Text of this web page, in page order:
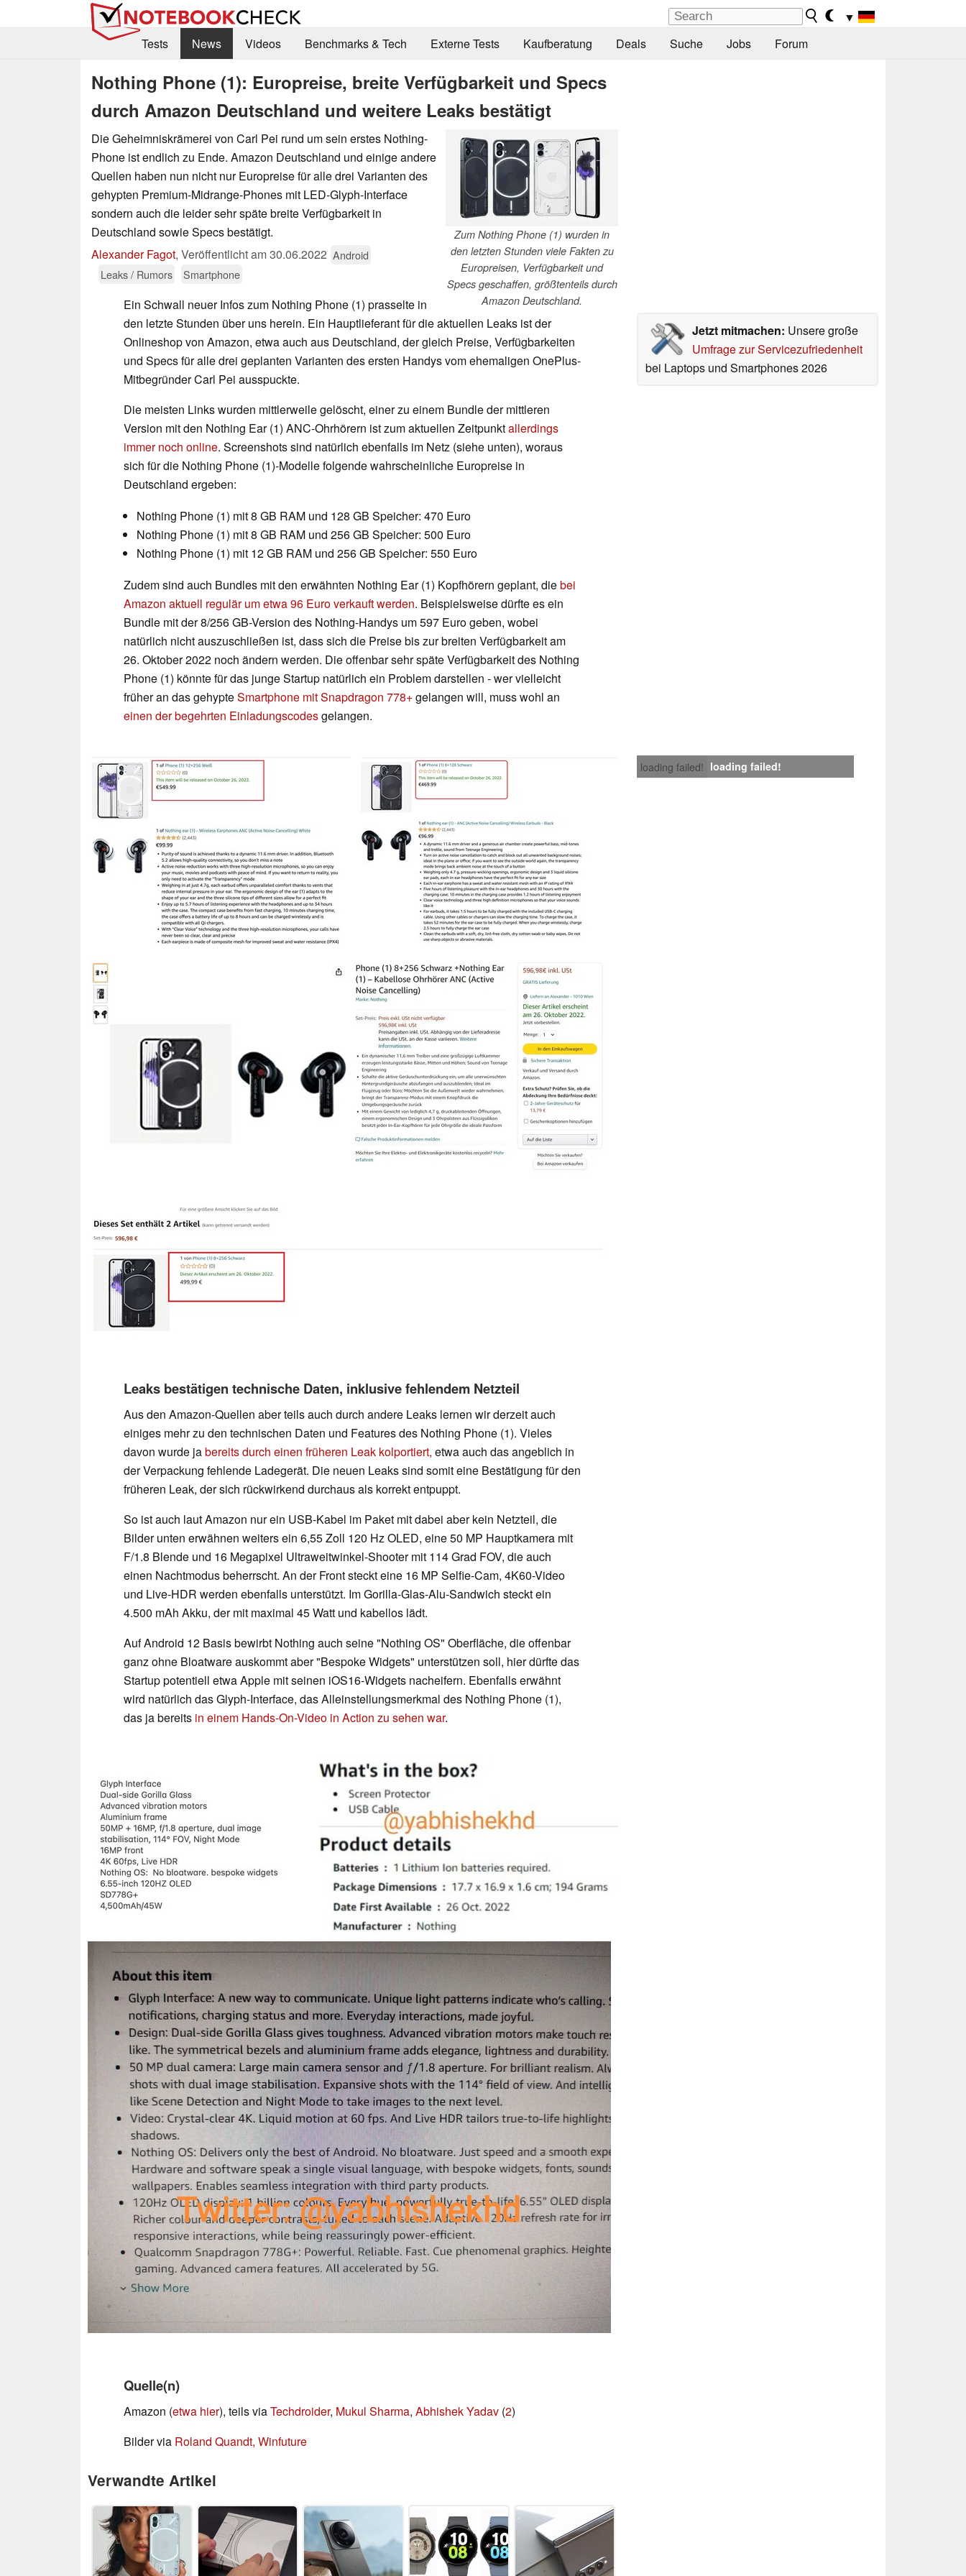
▼
Tests
News Videos Benchmarks & Tech Externe Tests Kaufberatung Deals Suche Jobs Forum
Nothing Phone (1): Europreise, breite Verfügbarkeit und Specs
durch Amazon Deutschland und weitere Leaks bestätigt
Zum Nothing Phone (1) wurden in
den letzten Stunden viele Fakten zu
Europreisen, Verfügbarkeit und
Specs geschaffen, größtenteils durch
Amazon Deutschland.
Die Geheimniskrämerei von Carl Pei rund um sein erstes Nothing-
Phone ist endlich zu Ende. Amazon Deutschland und einige andere
Quellen haben nun nicht nur Europreise für alle drei Varianten des
gehypten Premium-Midrange-Phones mit LED-Glyph-Interface
sondern auch die leider sehr späte breite Verfügbarkeit in
Deutschland sowie Specs bestätigt.
Alexander Fagot, Veröffentlicht am30.06.2022 Android
Leaks / Rumors
Smartphone
Jetzt mitmachen: Unsere große
Umfrage zur Servicezufriedenheit
bei Laptops und Smartphones 2026
Ein Schwall neuer Infos zum Nothing Phone (1) prasselte in
den letzte Stunden über uns herein. Ein Hauptlieferant für die aktuellen Leaks ist der
Onlineshop von Amazon, etwa auch aus Deutschland, der gleich Preise, Verfügbarkeiten
und Specs für alle drei geplanten Varianten des ersten Handys vom ehemaligen OnePlus-
Mitbegründer Carl Pei ausspuckte.
Die meisten Links wurden mittlerweile gelöscht, einer zu einem Bundle der mittleren
Version mit den Nothing Ear (1) ANC-Ohrhörern ist zum aktuellen Zeitpunktallerdings
immer noch online. Screenshots sind natürlich ebenfalls im Netz (siehe unten), woraus
sich für die Nothing Phone (1)-Modelle folgende wahrscheinliche Europreise in
Deutschland ergeben:
Nothing Phone (1) mit 8 GB RAM und 128 GB Speicher: 470 Euro
Nothing Phone (1) mit 8 GB RAM und 256 GB Speicher: 500 Euro
Nothing Phone (1) mit 12 GB RAM und 256 GB Speicher: 550 Euro
Zudem sind auch Bundles mit den erwähnten Nothing Ear (1) Kopfhörern geplant, diebei
Amazon aktuell regulär um etwa 96 Euro verkauft werden. Beispielsweise dürfte es ein
Bundle mit der 8/256 GB-Version des Nothing-Handys um 597 Euro geben, wobei
natürlich nicht auszuschließen ist, dass sich die Preise bis zur breiten Verfügbarkeit am
26. Oktober 2022 noch ändern werden. Die offenbar sehr späte Verfügbarkeit des Nothing
Phone (1) könnte für das junge Startup natürlich ein Problem darstellen - wer vielleicht
früher an das gehypteSmartphone mit Snapdragon 778+gelangen will, muss wohl an
einen der begehrten Einladungscodesgelangen.
loading failed! loading failed!
Leaks bestätigen technische Daten, inklusive fehlendem Netzteil
Aus den Amazon-Quellen aber teils auch durch andere Leaks lernen wir derzeit auch
einiges mehr zu den technischen Daten und Features des Nothing Phone (1). Vieles
davon wurde jabereits durch einen früheren Leak kolportiert, etwa auch das angeblich in
der Verpackung fehlende Ladegerät. Die neuen Leaks sind somit eine Bestätigung für den
früheren Leak, der sich rückwirkend durchaus als korrekt entpuppt.
So ist auch laut Amazon nur ein USB-Kabel im Paket mit dabei aber kein Netzteil, die
Bilder unten erwähnen weiters ein 6,55 Zoll 120 Hz OLED, eine 50 MP Hauptkamera mit
F/1.8 Blende und 16 Megapixel Ultraweitwinkel-Shooter mit 114 Grad FOV, die auch
einen Nachtmodus beherrscht. An der Front steckt eine 16 MP Selfie-Cam, 4K60-Video
und Live-HDR werden ebenfalls unterstützt. Im Gorilla-Glas-Alu-Sandwich steckt ein
4.500 mAh Akku, der mit maximal 45 Watt und kabellos lädt.
Auf Android 12 Basis bewirbt Nothing auch seine "Nothing OS" Oberfläche, die offenbar
ganz ohne Bloatware auskommt aber "Bespoke Widgets" unterstützen soll, hier dürfte das
Startup potentiell etwa Apple mit seinen iOS16-Widgets nacheifern. Ebenfalls erwähnt
wird natürlich das Glyph-Interface, das Alleinstellungsmerkmal des Nothing Phone (1),
das ja bereits in einem Hands-On-Video in Action zu sehen war.
Quelle(n)
Amazon (etwa hier), teils viaTechdroider, Mukul Sharma, Abhishek Yadav (2)
Bilder via Roland Quandt, Winfuture
Verwandte Artikel